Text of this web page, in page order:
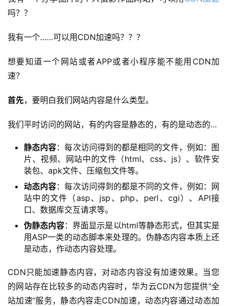
吗？？
我有一个……可以用CDN加速吗？？？
想要知道一个网站或者APP或者小程序能不能用CDN加
速？
首先，要明白我们网站内容是什么类型。
我们平时访问的网站，有的内容是静态的，有的是动态的…
静态内容：每次访问得到的都是相同的文件，例如：图
片、视频、网站中的文件（html、css、js）、软件安
装包、apk文件、压缩包文件等。
动态内容：每次访问得到的都是不同的文件，例如：网
站中的文件（asp、jsp、php、perl、cgi）、API接
口、数据库交互请求等。
伪静态内容：界面显示是以html等静态形式，但其实是
用ASP一类的动态脚本来处理的。伪静态内容本质上还
是动态，作动态内容处理。
CDN只能加速静态内容，对动态内容没有加速效果。当您
的网站存在比较多的动态内容时，华为云CDN为您提供“全
站加速”服务，静态内容走CDN加速，动态内容通过动态加